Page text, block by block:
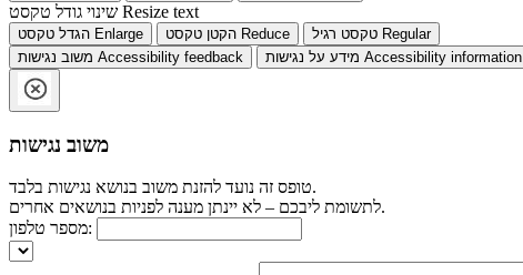
Resize text
Enlarge Reduce
Regular
Accessibility feedback Accessibility information
משוב נגישות
טופס זה נועד להזנת משוב בנושא נגישות בלבד.
לתשומת ליבכם – לא יינתן מענה לפניות בנושאים אחרים.
מספר טלפון: